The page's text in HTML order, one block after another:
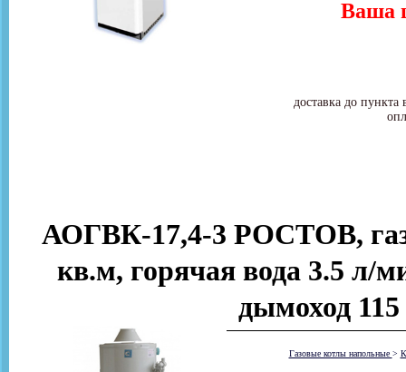
Ваша
доставка до
АОГВК-17,4-3 РОСТОВ,
кв.м, горячая вода 3.5 л/
дымоход
Газовые котлы напольные >